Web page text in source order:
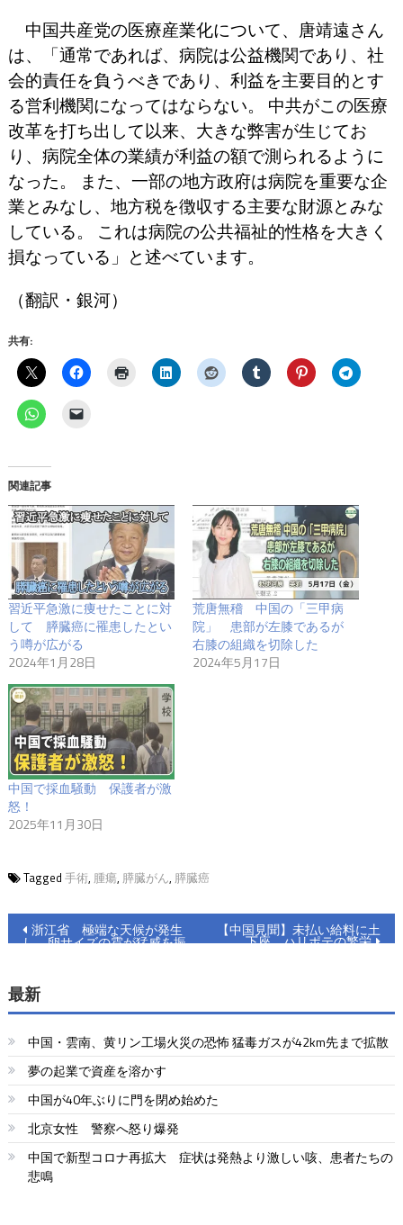
中国共産党の医療産業化について、唐靖遠さん
は、「通常であれば、病院は公益機関であり、社
会的責任を負うべきであり、利益を主要目的とす
る営利機関になってはならない。 中共がこの医療
改革を打ち出して以来、大きな弊害が生じてお
り、病院全体の業績が利益の額で測られるように
なった。 また、一部の地方政府は病院を重要な企
業とみなし、地方税を徴収する主要な財源とみな
している。 これは病院の公共福祉的性格を大きく
損なっている」と述べています。
（翻訳・銀河）
共有:
関連記事
習近平急激に痩せたことに対
して 膵臓癌に罹患したとい
う噂が広がる
2024年1月28日
荒唐無稽 中国の「三甲病
院」 患部が左膝であるが
右膝の組織を切除した
2024年5月17日
中国で採血騒動 保護者が激
怒！
2025年11月30日
Tagged 手術, 腫瘍, 膵臓がん, 膵臓癌
投
ナ
ビ
ゲ
ー
シ
ョ
ン
浙江省 極端な天候が発生
し 卵サイズの雹が猛威を振
【中国見聞】未払い給料に土
下座 ハリポテの繁栄
最新
中国・雲南、黄リン工場火災の恐怖 猛毒ガスが42km先まで拡散
夢の起業で資産を溶かす
中国が40年ぶりに門を閉め始めた
北京女性 警察へ怒り爆発
中国で新型コロナ再拡大 症状は発熱より激しい咳、患者たちの
悲鳴